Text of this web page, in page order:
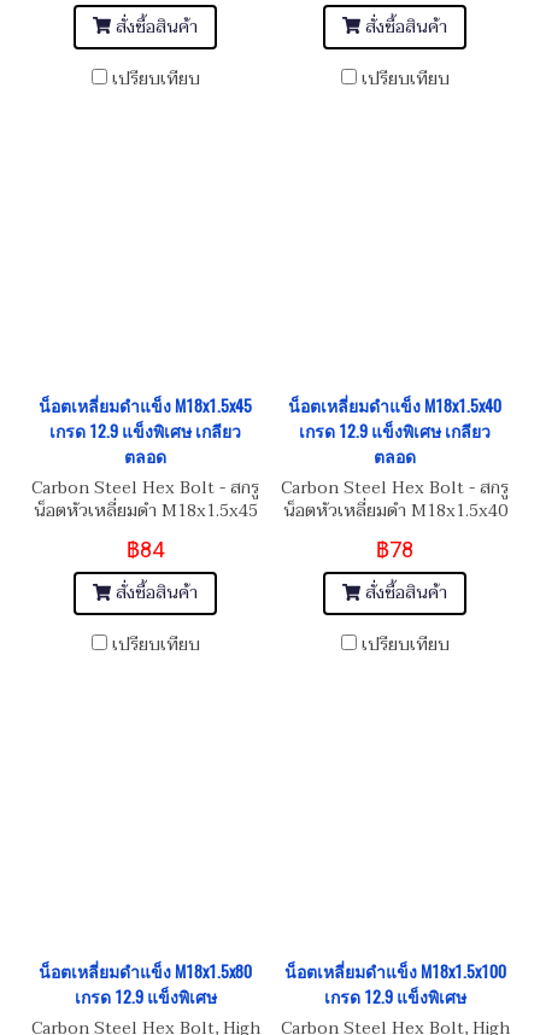
สั่งซื้อสินค้า
เปรียบเทียบ
สั่งซื้อสินค้า
เปรียบเทียบ
น็อตเหลี่ยมดำแข็ง M18x1.5x45
เกรด 12.9 แข็งพิเศษ เกลียว
ตลอด
Carbon Steel Hex Bolt - สกรู
น็อตหัวเหลี่ยมดำ M18x1.5x45
฿84
สั่งซื้อสินค้า
เปรียบเทียบ
น็อตเหลี่ยมดำแข็ง M18x1.5x40
เกรด 12.9 แข็งพิเศษ เกลียว
ตลอด
Carbon Steel Hex Bolt - สกรู
น็อตหัวเหลี่ยมดำ M18x1.5x40
฿78
สั่งซื้อสินค้า
เปรียบเทียบ
น็อตเหลี่ยมดำแข็ง M18x1.5x80
เกรด 12.9 แข็งพิเศษ
Carbon Steel Hex Bolt, High
น็อตเหลี่ยมดำแข็ง M18x1.5x100
เกรด 12.9 แข็งพิเศษ
Carbon Steel Hex Bolt, High